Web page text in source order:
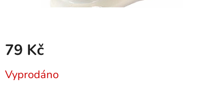
79 Kč
cena:
Vyprodáno